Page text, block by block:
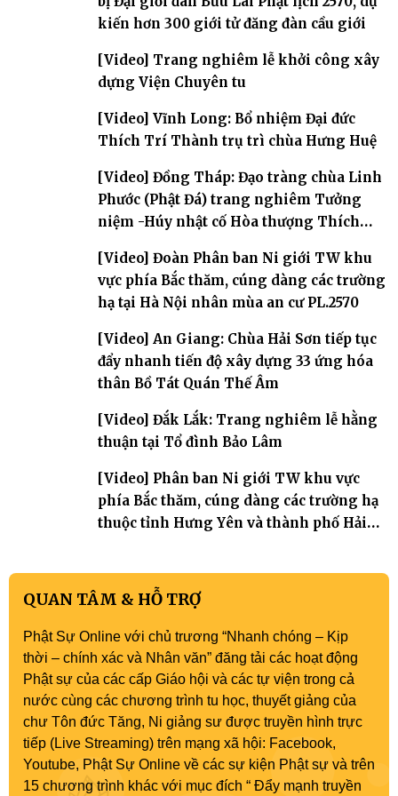
kiến hơn 300 giới tử đăng đàn cầu giới
[Video] Trang nghiêm lễ khởi công xây
dựng Viện Chuyên tu
[Video] Vĩnh Long: Bổ nhiệm Đại đức
Thích Trí Thành trụ trì chùa Hưng Huệ
[Video] Đồng Tháp: Đạo tràng chùa Linh
Phước (Phật Đá) trang nghiêm Tưởng
niệm -Húy nhật cố Hòa thượng Thích
[Video] Đoàn Phân ban Ni giới TW khu
vực phía Bắc thăm, cúng dàng các trường
hạ tại Hà Nội nhân mùa an cư PL.2570
[Video] An Giang: Chùa Hải Sơn tiếp tục
đẩy nhanh tiến độ xây dựng 33 ứng hóa
thân Bồ Tát Quán Thế Âm
[Video] Đắk Lắk: Trang nghiêm lễ hằng
thuận tại Tổ đình Bảo Lâm
[Video] Phân ban Ni giới TW khu vực
phía Bắc thăm, cúng dàng các trường hạ
thuộc tỉnh Hưng Yên và thành phố Hải
QUAN TÂM & HỖ TRỢ
Phật Sự Online với chủ trương “Nhanh chóng – Kịp
thời – chính xác và Nhân văn” đăng tải các hoạt động
Phật sự của các cấp Giáo hội và các tự viện trong cả
nước cùng các chương trình tu học, thuyết giảng của
chư Tôn đức Tăng, Ni giảng sư được truyền hình trực
tiếp (Live Streaming) trên mạng xã hội: Facebook,
Youtube, Phật Sự Online về các sự kiện Phật sự và trên
15 chương trình khác với mục đích “ Đẩy mạnh truyền